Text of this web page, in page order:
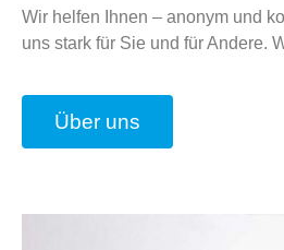
Wir helfen Ihnen – anonym und
uns stark für Sie und für Andere.
Über uns